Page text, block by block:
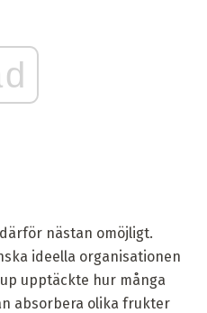
nästan omöjligt.
ideella organisationen
upptäckte hur många
absorbera olika frukter